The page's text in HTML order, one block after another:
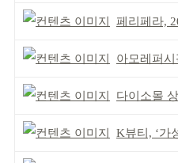
페리페라,
아모레퍼시픽
다이소몰
K뷰티, ‘가성비